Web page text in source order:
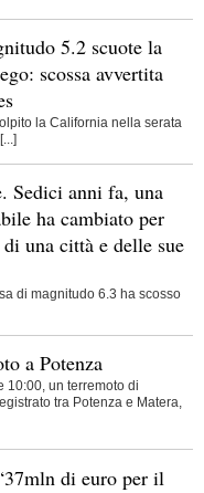
5.2 scuote la
scossa avvertita
la California nella serata
Sedici anni fa, una
ha cambiato per
una città e delle sue
di magnitudo 6.3 ha scosso
a Potenza
10:00, un terremoto di
tra Potenza e Matera,
di euro per il